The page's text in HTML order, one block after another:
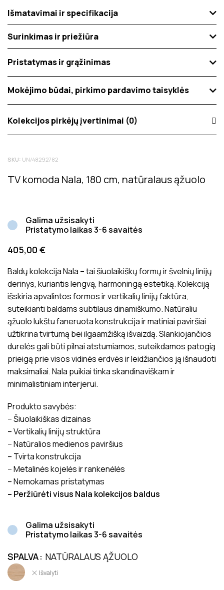
Išmatavimai ir specifikacija
Surinkimas ir priežiūra
Pristatymas ir grąžinimas
Mokėjimo būdai, pirkimo pardavimo taisyklės
Kolekcijos pirkėjų įvertinimai (0)
produktą, gali palikti atsiliepimą. Bendras produktų
įvertinimas rodo bendrą vidutinį klientų įvertinimą.
Atsiliepimai prieš juos paskelbiant yra patikrinami dėl jų
SKU: UN/48292782
TV komoda Nala, 180 cm, natūralaus ąžuolo
Galima užsisakyti
Pristatymo laikas 3-6 savaitės
405,00 €
Baldų kolekcija Nala – tai šiuolaikiškų formų ir švelnių linijų
derinys, kuriantis lengvą, harmoningą estetiką. Kolekciją
išskiria apvalintos formos ir vertikalių linijų faktūra,
suteikianti baldams subtilaus dinamiškumo. Natūraliu
ąžuolo lukštu faneruota konstrukcija ir matiniai paviršiai
užtikrina tvirtumą bei ilgaamžišką išvaizdą. Slankiojančios
durelės gali būti pilnai atstumiamos, suteikdamos patogią
prieigą prie visos vidinės erdvės ir leidžiančios ją išnaudoti
maksimaliai. Nala puikiai tinka skandinaviškam ir
minimalistiniam interjerui.
Produkto savybės:
– Šiuolaikiškas dizainas
– Vertikalių linijų struktūra
– Natūralios medienos paviršius
– Tvirta konstrukcija
– Metalinės kojelės ir rankenėlės
– Nemokamas pristatymas
– Peržiūrėti visus Nala kolekcijos baldus
Galima užsisakyti
Pristatymo laikas 3-6 savaitės
SPALVA NATŪRALAUS ĄŽUOLO
Išvalyti